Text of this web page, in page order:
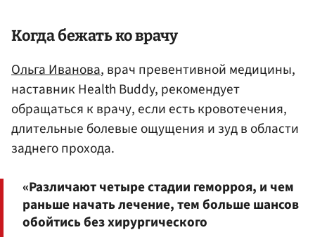
Когда бежать ко врачу
Ольга Иванова, врач превентивной медицины,
наставник Health Buddy, рекомендует
обращаться к врачу, если есть кровотечения,
длительные болевые ощущения и зуд в области
заднего прохода.
«Различают четыре стадии геморроя, и чем
раньше начать лечение, тем больше шансов
обойтись без хирургического